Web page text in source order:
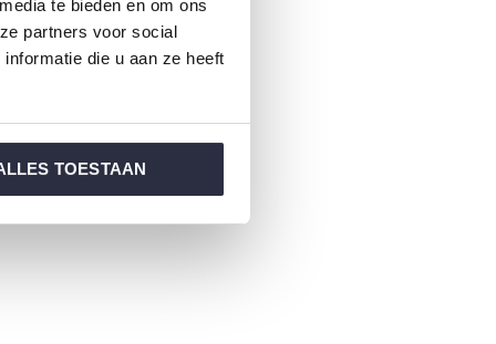
te bieden en om ons
partners voor social
die u aan ze heeft
TOESTAAN